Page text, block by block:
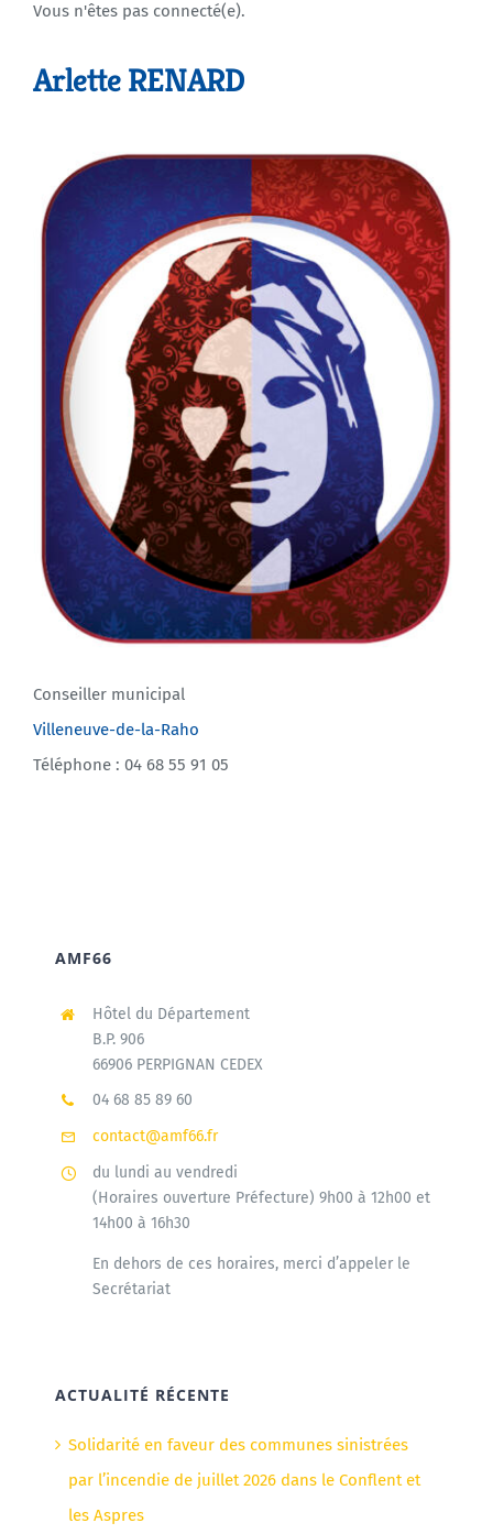
Agenda
Vous n'êtes pas connecté(e).
Arlette RENARD
Conseiller municipal
Villeneuve-de-la-Raho
Téléphone : 04 68 55 91 05
AMF66
Hôtel du Département
B.P. 906
66906 PERPIGNAN CEDEX
04 68 85 89 60
contact@amf66.fr
du lundi au vendredi
(Horaires ouverture Préfecture) 9h00 à 12h00 et
14h00 à 16h30
En dehors de ces horaires, merci d’appeler le
Secrétariat
ACTUALITÉ RÉCENTE
Solidarité en faveur des communes sinistrées
par l’incendie de juillet 2026 dans le Conflent et
les Aspres